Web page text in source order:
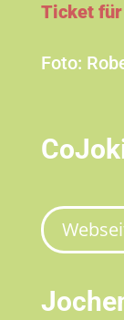
Ticket
Foto: